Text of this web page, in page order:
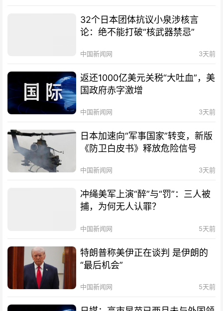
32个日本团体抗议小泉涉核言
论：绝不能打破“核武器禁忌”
中国新闻网 3天前
返还1000亿美元关税“大吐血”，美
国政府赤字激增
中国新闻网 3天前
日本加速向“军事国家”转变，新版
《防卫白皮书》释放危险信号
中国新闻网 3天前
冲绳美军上演“醉”与“罚”：三人被
捕，为何无人认罪？
中国新闻网 5天前
特朗普称美伊正在谈判 是伊朗的
“最后机会”
中国新闻网 5天前